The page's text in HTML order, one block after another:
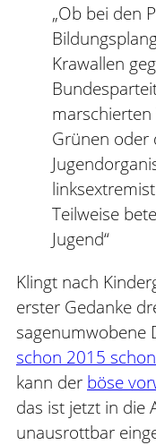
„Ob bei den
Krawallen
Grünen oder
Teilweise
Jugend“
Klingt nach
erster Gedanke
sagenumwobene
schon 2015
kann der böse
das ist jetzt in die
unausrottbar